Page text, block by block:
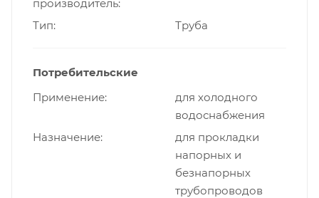
производитель
Тип Труба
Потребительские
Применение
для холодного
водоснабжения
Назначение
для прокладки
напорных и
безнапорных
трубопроводов